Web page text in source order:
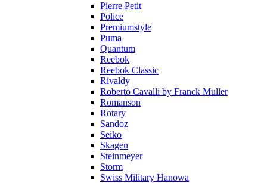
Pierre Petit
Police
Premiumstyle
Puma
Quantum
Reebok
Reebok Classic
Rivaldy
Roberto Cavalli by Franck Muller
Romanson
Rotary
Sandoz
Seiko
Skagen
Steinmeyer
Storm
Swiss Military Hanowa